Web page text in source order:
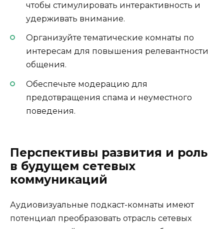
чтобы стимулировать интерактивность и
удерживать внимание.
Организуйте тематические комнаты по
интересам для повышения релевантности
общения.
Обеспечьте модерацию для
предотвращения спама и неуместного
поведения.
Перспективы развития и роль
в будущем сетевых
коммуникаций
Аудиовизуальные подкаст-комнаты имеют
потенциал преобразовать отрасль сетевых